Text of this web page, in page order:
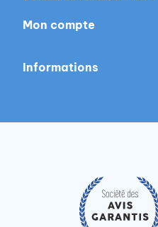
Mon compte
Informations